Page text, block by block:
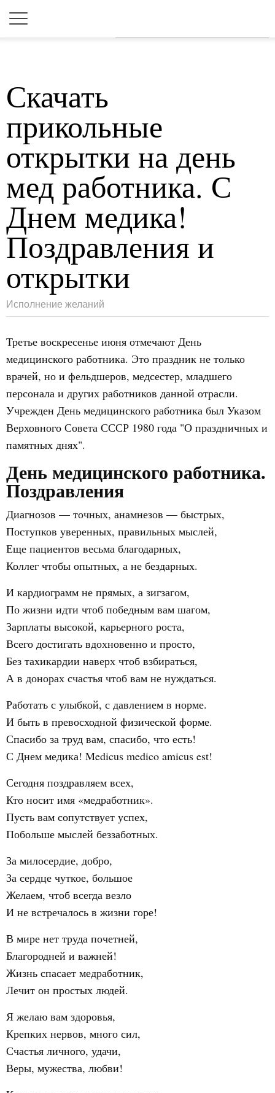
Скачать
прикольные
открытки на день
мед работника. С
Днем медика!
Поздравления и
открытки
Исполнение желаний
Третье воскресенье июня отмечают День
медицинского работника. Это праздник не только
врачей, но и фельдшеров, медсестер, младшего
персонала и других работников данной отрасли.
Учрежден День медицинского работника был Указом
Верховного Совета СССР 1980 года "О праздничных и
памятных днях".
День медицинского работника.
Поздравления
Диагнозов — точных, анамнезов — быстрых,
Поступков уверенных, правильных мыслей,
Еще пациентов весьма благодарных,
Коллег чтобы опытных, а не бездарных.
И кардиограмм не прямых, а зигзагом,
По жизни идти чтоб победным вам шагом,
Зарплаты высокой, карьерного роста,
Всего достигать вдохновенно и просто,
Без тахикардии наверх чтоб взбираться,
А в донорах счастья чтоб вам не нуждаться.
Работать с улыбкой, с давлением в норме.
И быть в превосходной физической форме.
Спасибо за труд вам, спасибо, что есть!
С Днем медика! Medicus medico amicus est!
Сегодня поздравляем всех,
Кто носит имя «медработник».
Пусть вам сопутствует успех,
Побольше мыслей беззаботных.
За милосердие, добро,
За сердце чуткое, большое
Желаем, чтоб всегда везло
И не встречалось в жизни горе!
В мире нет труда почетней,
Благородней и важней!
Жизнь спасает медработник,
Лечит он простых людей.
Я желаю вам здоровья,
Крепких нервов, много сил,
Счастья личного, удачи,
Веры, мужества, любви!